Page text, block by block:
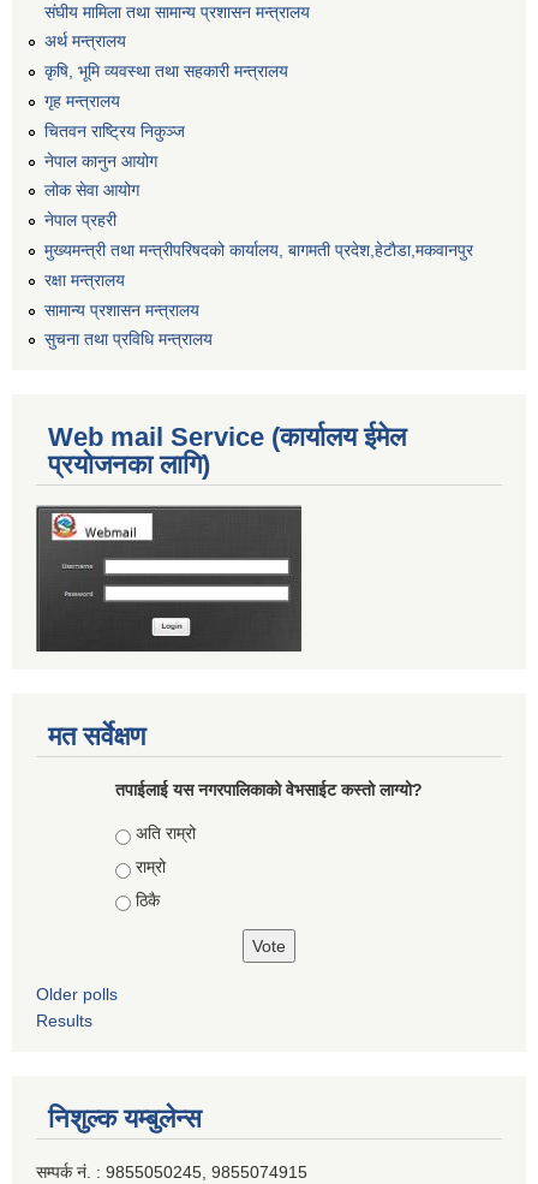
संघीय मामिला तथा सामान्य प्रशासन मन्त्रालय
अर्थ मन्त्रालय
कृषि, भूमि व्यवस्था तथा सहकारी मन्त्रालय
गृह मन्त्रालय
चितवन राष्ट्रिय निकुञ्ज
नेपाल कानुन आयोग
लोक सेवा आयोग
नेपाल प्रहरी
मुख्यमन्त्री तथा मन्त्रीपरिषदको कार्यालय, बागमती प्रदेश,हेटाैडा,मकवानपुर
रक्षा मन्त्रालय
सामान्य प्रशासन मन्त्रालय
सुचना तथा प्रविधि मन्त्रालय
Web mail Service (कार्यालय ईमेल
प्रयोजनका लागि)
मत सर्वेक्षण
तपाईलाई यस नगरपालिकाको वेभसाईट कस्तो लाग्यो?
Choices
अति राम्रो
राम्रो
ठिकै
Older polls
Results
निशुल्क यम्बुलेन्स
सम्पर्क नं. : 9855050245, 9855074915